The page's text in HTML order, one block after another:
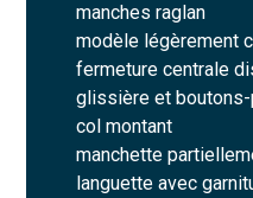
manches raglan
modèle légèrement
fermeture centrale
glissière et
col montant
manchette
languette avec